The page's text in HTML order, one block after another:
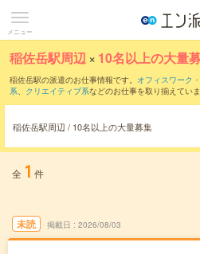
メニュー
稲佐岳駅周辺 × 10名以上の大量
稲佐岳駅の派遣のお仕事情報です。 オフィスワーク
系、 クリエイティブ系などのお仕事を取り揃えてい
稲佐岳駅周辺 / 10名以上の大量募集
全 1 件
未読 掲載日 2026/08/03